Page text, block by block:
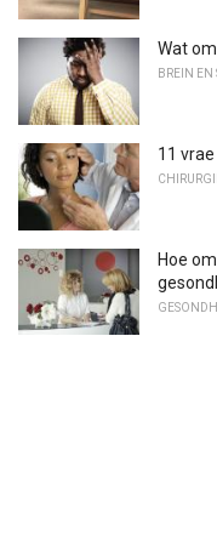
Wat
BREIN EN
11
Hoe